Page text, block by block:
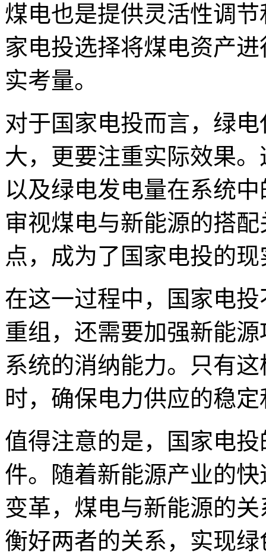
煤电也是提供灵活性调
家电投选择将煤电资产
实考量。
对于国家电投而言，绿
大，更要注重实际效果
以及绿电发电量在系统
审视煤电与新能源的搭
点，成为了国家电投的
在这一过程中，国家电
重组，还需要加强新能
系统的消纳能力。只有
时，确保电力供应的稳
值得注意的是，国家电
件。随着新能源产业的
变革，煤电与新能源的
衡好两者的关系，实现